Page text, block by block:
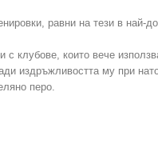
равни на тези в най-
с клубове, които вече
издръжливостта му при
перо.